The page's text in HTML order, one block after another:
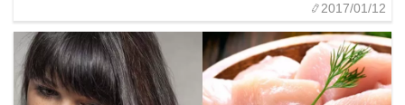
2017/01/12